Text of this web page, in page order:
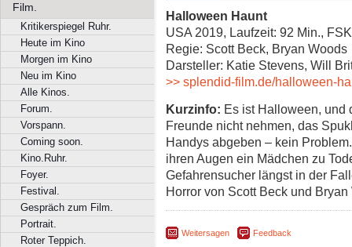
Film.
Kritikerspiegel Ruhr.
Heute im Kino
Morgen im Kino
Neu im Kino
Alle Kinos.
Forum.
Vorspann.
Coming soon.
Kino.Ruhr.
Foyer.
Festival.
Gespräch zum Film.
Portrait.
Roter Teppich.
Halloween Haunt
USA 2019, Laufzeit: 92 Min.,
Regie: Scott Beck, Bryan Woods
Darsteller: Katie Stevens, Will
>> splendid-film.de/halloween-
Kurzinfo: Es ist Halloween, und
Freunde nicht nehmen, das
Handys abgeben – kein
ihren Augen ein Mädchen zu
Gefahrensucher längst in der
Horror von Scott Beck und Bryan
Weitersagen Feedback